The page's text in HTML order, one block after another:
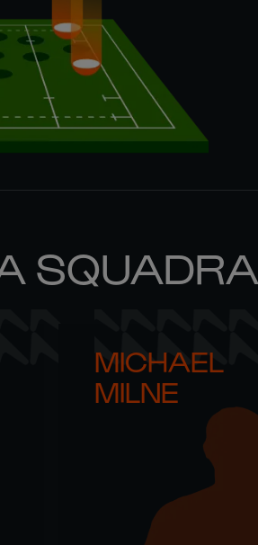
SQUADRA
MICHAEL
MILNE